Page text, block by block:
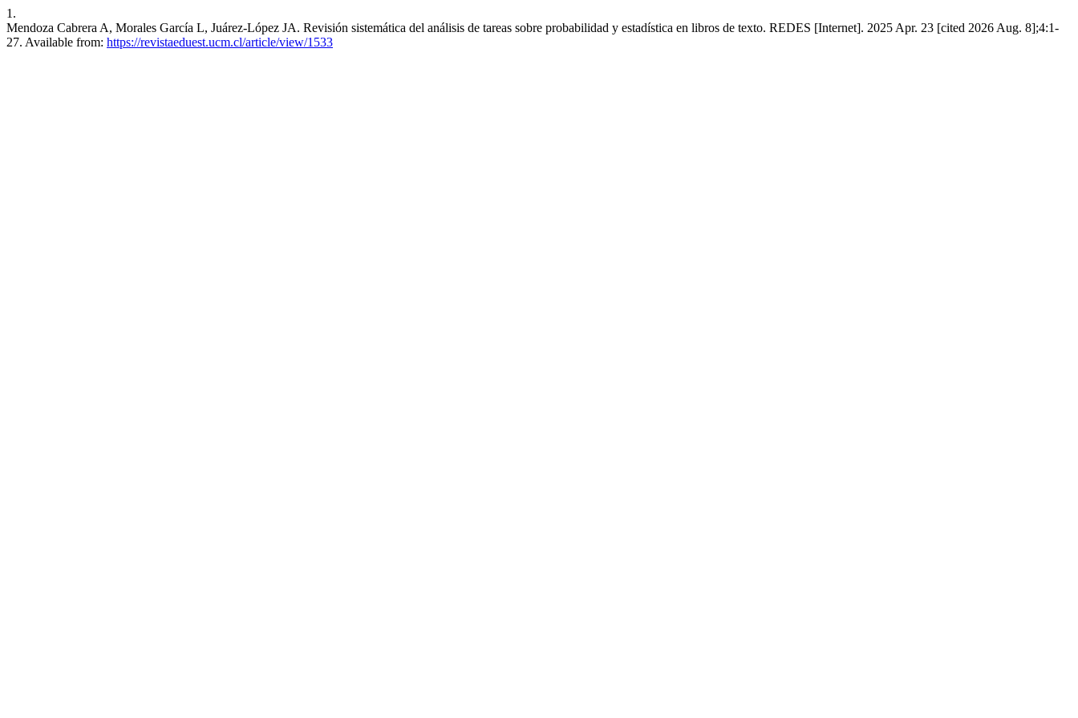
1.
Mendoza Cabrera A, Morales García L, Juárez-López JA. Revisión sistemática del análisis de tareas sobre probabilidad y estadística en libros de texto. REDES [Internet]. 2025 Apr. 23 [cited 2026 Aug. 8];4:1-
27. Available from: https://revistaeduest.ucm.cl/article/view/1533